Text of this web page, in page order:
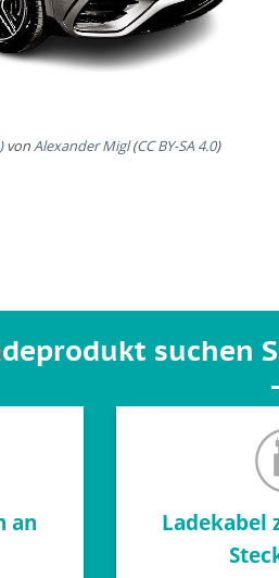
von Alexander Migl(CC BY-SA 4.0)
suchen
an
Ladekabel